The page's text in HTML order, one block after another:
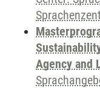
Agency and